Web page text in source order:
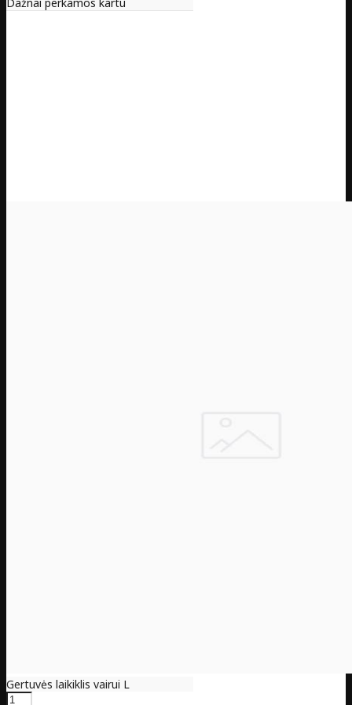
Gertuvės laikiklis vairui L